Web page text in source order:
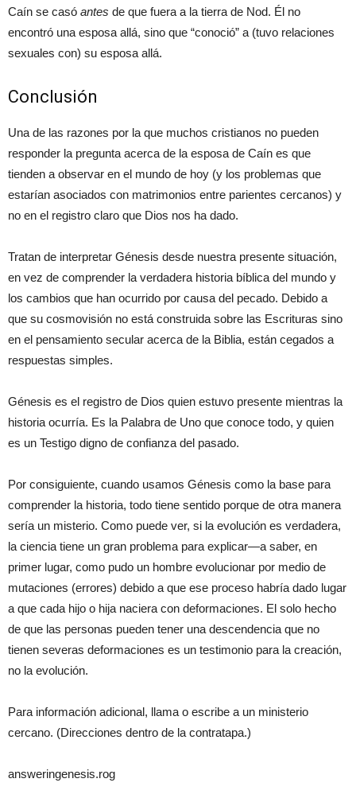
Caín se casó antes de que fuera a la tierra de Nod. Él no
encontró una esposa allá, sino que “conoció” a (tuvo relaciones
sexuales con) su esposa allá.
Conclusión
Una de las razones por la que muchos cristianos no pueden
responder la pregunta acerca de la esposa de Caín es que
tienden a observar en el mundo de hoy (y los problemas que
estarían asociados con matrimonios entre parientes cercanos) y
no en el registro claro que Dios nos ha dado.
Tratan de interpretar Génesis desde nuestra presente situación,
en vez de comprender la verdadera historia bíblica del mundo y
los cambios que han ocurrido por causa del pecado. Debido a
que su cosmovisión no está construida sobre las Escrituras sino
en el pensamiento secular acerca de la Biblia, están cegados a
respuestas simples.
Génesis es el registro de Dios quien estuvo presente mientras la
historia ocurría. Es la Palabra de Uno que conoce todo, y quien
es un Testigo digno de confianza del pasado.
Por consiguiente, cuando usamos Génesis como la base para
comprender la historia, todo tiene sentido porque de otra manera
sería un misterio. Como puede ver, si la evolución es verdadera,
la ciencia tiene un gran problema para explicar—a saber, en
primer lugar, como pudo un hombre evolucionar por medio de
mutaciones (errores) debido a que ese proceso habría dado lugar
a que cada hijo o hija naciera con deformaciones. El solo hecho
de que las personas pueden tener una descendencia que no
tienen severas deformaciones es un testimonio para la creación,
no la evolución.
Para información adicional, llama o escribe a un ministerio
cercano. (Direcciones dentro de la contratapa.)
answeringenesis.rog